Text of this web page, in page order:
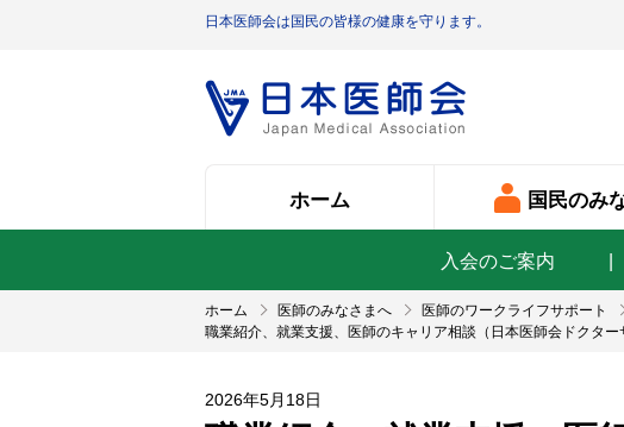
日本医師会は国民の皆様の健康を守ります。
ホーム 国民のみ
入会のご案内
ホーム 医師のみなさまへ 医師のワークライフサポート
職業紹介、就業支援、医師のキャリア相談（日本医師会ドクター
2026年5月18日